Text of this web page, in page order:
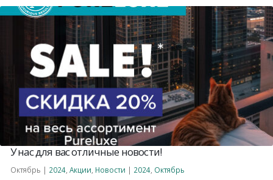
У нас для вас отличные новости!
Октябрь | 2024 Акции Новости | 2024 Октябрь